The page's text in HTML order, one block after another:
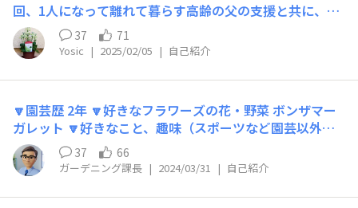
よろしくお願いします☺️
です。 みなさん、いろいろ教えて下さい♪よろしくお願
いします🙏
回、1人になって離れて暮らす高齢の父の支援と共に、実
家の庭の管理を私が受け継ぐことに。庭の管理、お花育て
ること、全て初心者ですが、母が居た頃のように、ご近所
でも評判の素敵なお庭に出来るよう頑張っています。分か
らないことだらけですが、よろしくお願いいたします。
37 71
Yosic | 2025/02/05 | 自己紹介
🔽園芸歴 2年 🔽好きなフラワーズの花・野菜 ボンザマー
ガレット 🔽好きなこと、趣味（スポーツなど園芸以外で
もOK） ガーデニング 🔽みんなに一言 ガーデニング2年目
の初心者ですが、花と野菜を育てる楽しさにハマりました
♪ 皆さまの失敗談や成功談など、色んな情報交換が出来
たら良いなって思います♪ よろしくお願い致します☺️
37 66
ガーデニング課長 | 2024/03/31 | 自己紹介